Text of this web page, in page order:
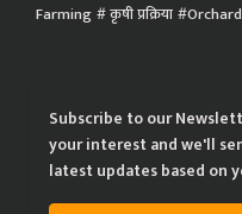
Farming कृषी प्रक्रिया
Subscribe to our
your interest and we'll
latest updates based on